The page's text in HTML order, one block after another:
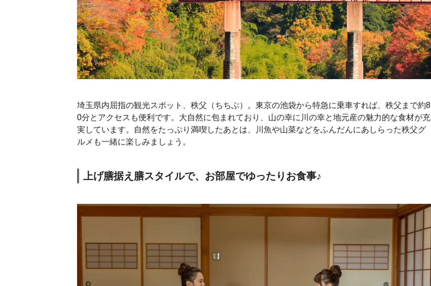
埼玉県内屈指の観光スポット、秩父（ちちぶ）。東京の池袋から特急に乗車すれば、秩父まで約8
0分とアクセスも便利です。大自然に包まれており、山の幸に川の幸と地元産の魅力的な食材が充
実しています。自然をたっぷり満喫したあとは、川魚や山菜などをふんだんにあしらった秩父グ
ルメも一緒に楽しみましょう。
上げ膳据え膳スタイルで、お部屋でゆったりお食事♪